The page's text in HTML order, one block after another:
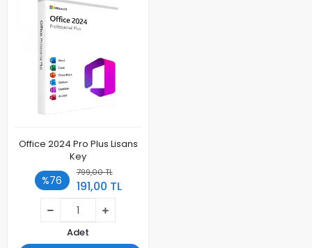
Office 2024 Pro Plus Lisans
Key
%76
799,00 TL
191,00 TL
Adet